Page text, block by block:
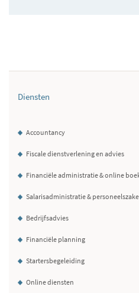
Diensten
Accountancy
Fiscale dienstverlening en advies
Financiële administratie & online
Salarisadministratie &
Bedrijfsadvies
Financiële planning
Startersbegeleiding
Online diensten